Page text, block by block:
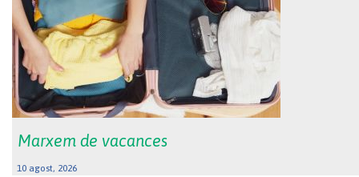
Marxem de vacances
10 agost, 2026